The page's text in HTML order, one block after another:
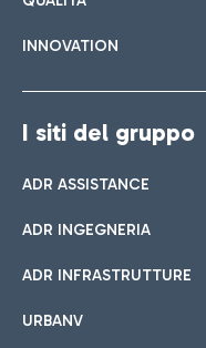
INNOVATION
I siti del gruppo
ADR ASSISTANCE
ADR INGEGNERIA
ADR INFRASTRUTTURE
URBANV